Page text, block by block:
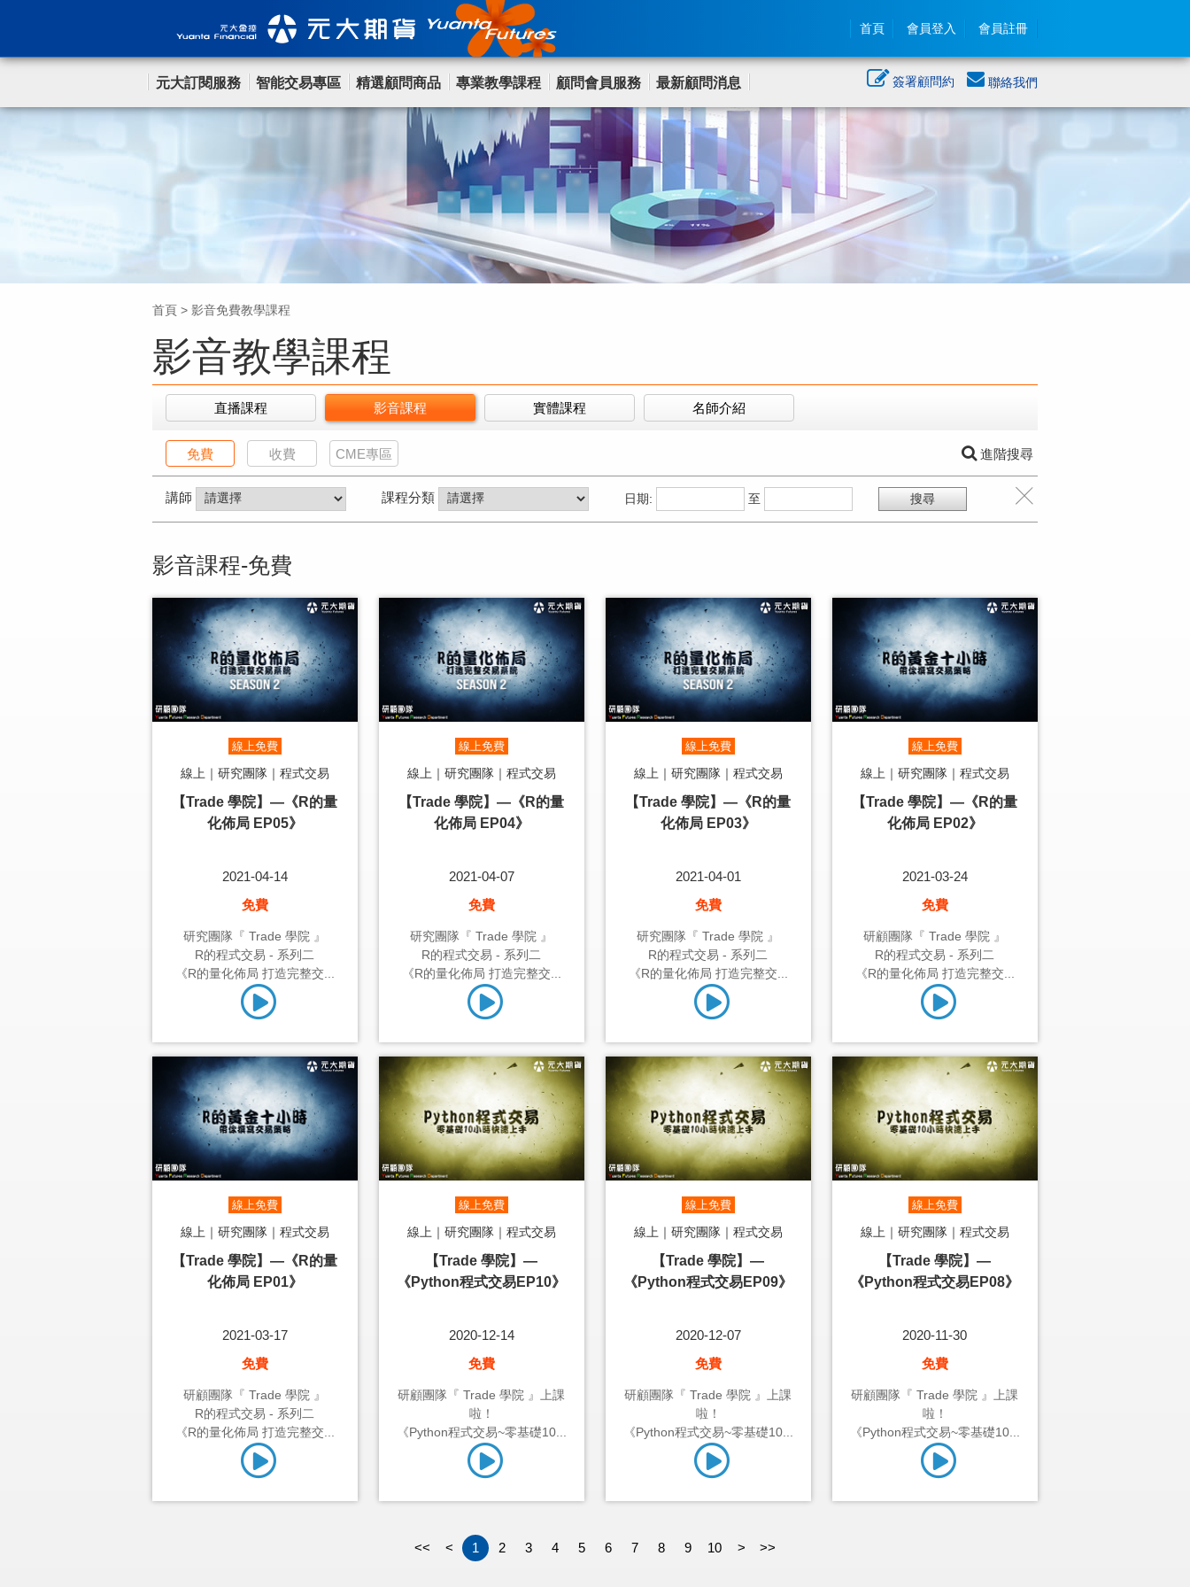
首頁 會員登入 會員註冊
元大訂閱服務 智能交易專區 精選顧問商品 專業教學課程 顧問會員服務 最新顧問消息 簽署顧問約 聯絡我們
首頁 > 影音免費教學課程
影音教學課程
直播課程 影音課程 實體課程 名師介紹
免費 收費 CME專區 進階搜尋
講師 課程分類 日期: 至
影音課程-免費
線上免費
線上｜研究團隊｜程式交易
【Trade 學院】—《R的量
化佈局 EP05》
2021-04-14
免費
研究團隊『 Trade 學院 』
R的程式交易 - 系列二
《R的量化佈局 打造完整交...
線上免費
線上｜研究團隊｜程式交易
【Trade 學院】—《R的量
化佈局 EP04》
2021-04-07
免費
研究團隊『 Trade 學院 』
R的程式交易 - 系列二
《R的量化佈局 打造完整交...
線上免費
線上｜研究團隊｜程式交易
【Trade 學院】—《R的量
化佈局 EP03》
2021-04-01
免費
研究團隊『 Trade 學院 』
R的程式交易 - 系列二
《R的量化佈局 打造完整交...
線上免費
線上｜研究團隊｜程式交易
【Trade 學院】—《R的量
化佈局 EP02》
2021-03-24
免費
研顧團隊『 Trade 學院 』
R的程式交易 - 系列二
《R的量化佈局 打造完整交...
線上免費
線上｜研究團隊｜程式交易
【Trade 學院】—《R的量
化佈局 EP01》
2021-03-17
免費
研顧團隊『 Trade 學院 』
R的程式交易 - 系列二
《R的量化佈局 打造完整交...
線上免費
線上｜研究團隊｜程式交易
【Trade 學院】—
《Python程式交易EP10》
2020-12-14
免費
研顧團隊『 Trade 學院 』上課
啦！
《Python程式交易~零基礎10...
線上免費
線上｜研究團隊｜程式交易
【Trade 學院】—
《Python程式交易EP09》
2020-12-07
免費
研顧團隊『 Trade 學院 』上課
啦！
《Python程式交易~零基礎10...
線上免費
線上｜研究團隊｜程式交易
【Trade 學院】—
《Python程式交易EP08》
2020-11-30
免費
研顧團隊『 Trade 學院 』上課
啦！
《Python程式交易~零基礎10...
<< < 1 2 3 4 5 6 7 8 9 10 > >>